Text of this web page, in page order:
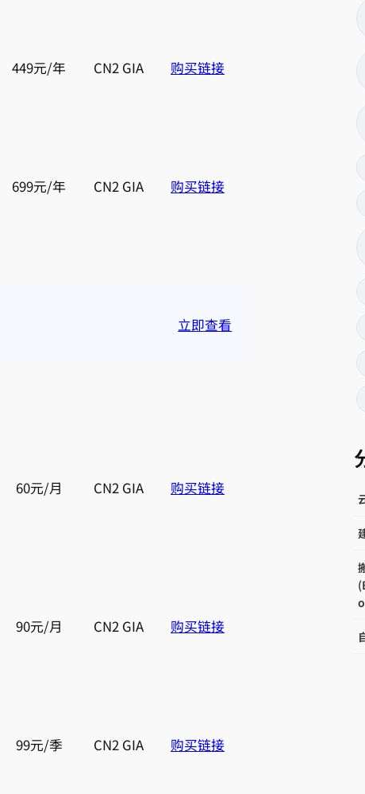
449元/年 CN2 GIA 购买链接
699元/年 CN2 GIA 购买链接
立即查看
60元/月 CN2 GIA 购买链接
90元/月 CN2 GIA 购买链接
99元/季 CN2 GIA 购买链接